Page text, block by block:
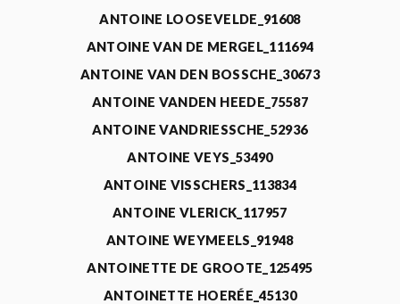
ANTOINE LOOSEVELDE_91608
ANTOINE VAN DE MERGEL_111694
ANTOINE VAN DEN BOSSCHE_30673
ANTOINE VANDEN HEEDE_75587
ANTOINE VANDRIESSCHE_52936
ANTOINE VEYS_53490
ANTOINE VISSCHERS_113834
ANTOINE VLERICK_117957
ANTOINE WEYMEELS_91948
ANTOINETTE DE GROOTE_125495
ANTOINETTE HOERÉE_45130